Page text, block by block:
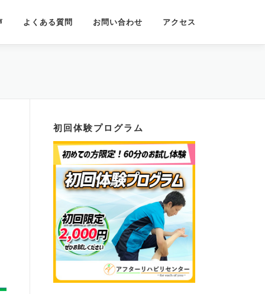
よくある質問 お問い合わせ アクセス
初回体験プログラム